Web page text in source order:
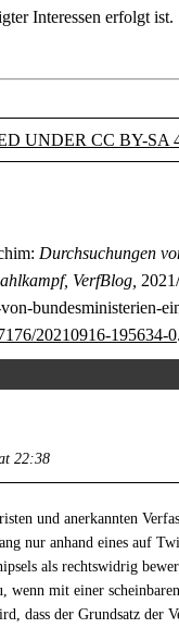
Interessen erfolgt ist.
UNDER CC BY-SA
Durchsuchungen
VerfBlog,
bundesministerien-
20210916-195634-0.
22:38
und anerkannten
nur anhand eines auf
als rechtswidrig
wenn mit einer
dass der Grundsatz der